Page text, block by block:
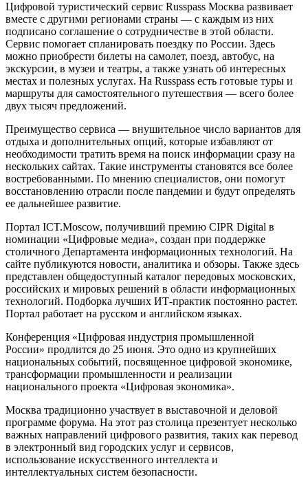
Цифровой туристический сервис Russpass Москва развивает
вместе с другими регионами страны — с каждым из них
подписано соглашение о сотрудничестве в этой области.
Сервис помогает спланировать поездку по России. Здесь
можно приобрести билеты на самолет, поезд, автобус, на
экскурсии, в музеи и театры, а также узнать об интересных
местах и полезных услугах. На Russpass есть готовые туры и
маршруты для самостоятельного путешествия — всего более
двух тысяч предложений.
Преимущество сервиса — внушительное число вариантов для
отдыха и дополнительных опций, которые избавляют от
необходимости тратить время на поиск информации сразу на
нескольких сайтах. Такие инструменты становятся все более
востребованными. По мнению специалистов, они помогут
восстановлению отрасли после пандемии и будут определять
ее дальнейшее развитие.
Портал ICT.Moscow, получивший премию CIPR Digital в
номинации «Цифровые медиа», создан при поддержке
столичного Департамента информационных технологий. На
сайте публикуются новости, аналитика и обзоры. Также здесь
представлен общедоступный каталог передовых московских,
российских и мировых решений в области информационных
технологий. Подборка лучших ИТ-практик постоянно растет.
Портал работает на русском и английском языках.
Конференция «Цифровая индустрия промышленной
России» продлится до 25 июня. Это одно из крупнейших
национальных событий, посвященное цифровой экономике,
трансформации промышленности и реализации
национального проекта «Цифровая экономика».
Москва традиционно участвует в выставочной и деловой
программе форума. На этот раз столица презентует несколько
важных направлений цифрового развития, таких как перевод
в электронный вид городских услуг и сервисов,
использование искусственного интеллекта и
интеллектуальных систем безопасности.